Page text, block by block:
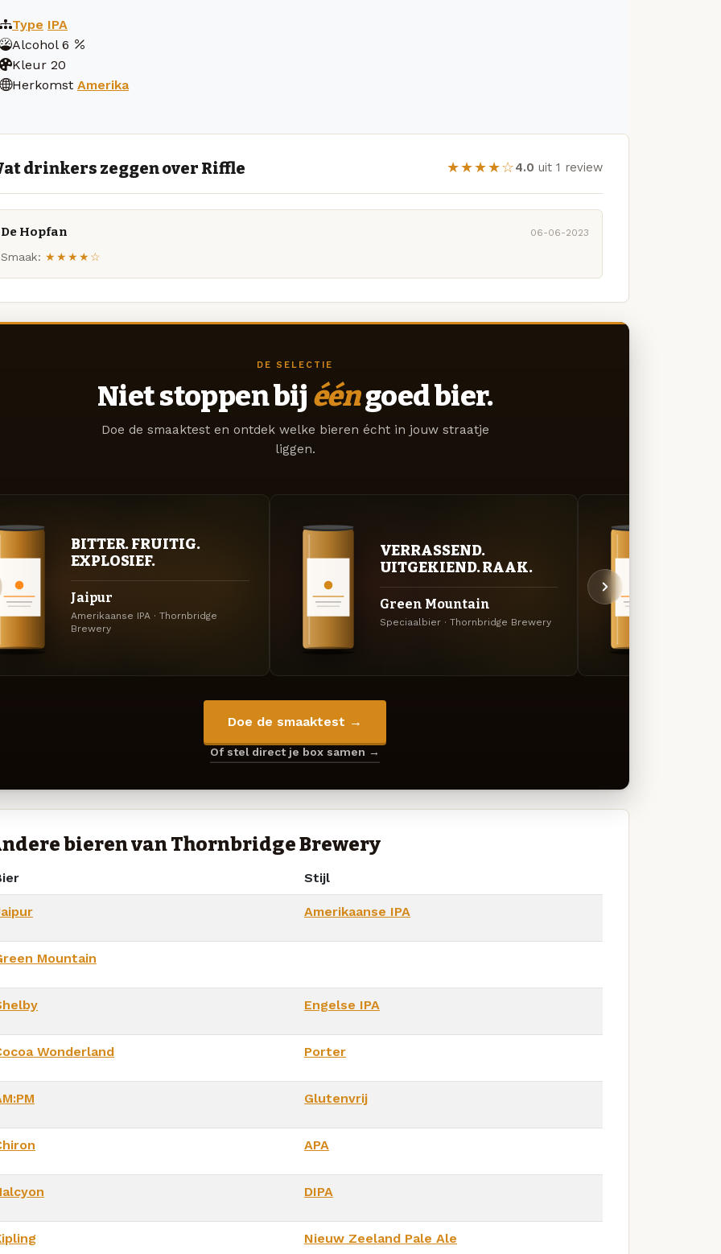
Type IPA
Alcohol 6
Kleur 20
Herkomst Amerika
drinkers zeggen over Riffle ★★★★☆4.0 uit 1 review
De Hopfan 06-06-2023
Smaak: ★★★★☆
DE SELECTIE
Niet stoppen bij ééngoed bier.
Doe de smaaktest en ontdek welke bieren écht in jouw straatje
liggen.
BITTER. FRUITIG.
EXPLOSIEF.
Jaipur
Amerikaanse IPA · Thornbridge
Brewery
VERRASSEND.
UITGEKIEND. RAAK.
Green Mountain
Speciaalbier · Thornbridge Brewery
Doe de smaaktest →
Of stel direct je box samen →
bieren van Thornbridge Brewery
Stijl
Amerikaanse IPA
Mountain
Engelse IPA
Wonderland Porter
Glutenvrij
APA
DIPA
Nieuw Zeeland Pale Ale